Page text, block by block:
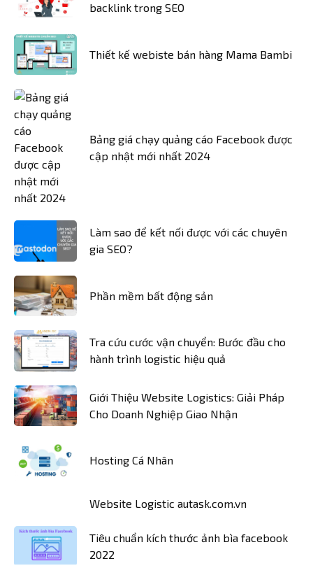
backlink trong SEO
Thiết kế webiste bán hàng Mama Bambi
Bảng giá chạy quảng cáo Facebook được
cập nhật mới nhất 2024
Làm sao để kết nối được với các chuyên
gia SEO?
Phần mềm bất động sản
Tra cứu cước vận chuyển: Bước đầu cho
hành trình logistic hiệu quả
Giới Thiệu Website Logistics: Giải Pháp
Cho Doanh Nghiệp Giao Nhận
Hosting Cá Nhân
Website Logistic autask.com.vn
Tiêu chuẩn kích thước ảnh bìa facebook
2022